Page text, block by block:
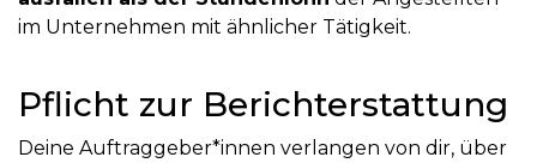
im Unternehmen mit ähnlicher Tätigkeit.
Pflicht zur Berichterstattung
Deine Auftraggeber*innen verlangen von dir, über